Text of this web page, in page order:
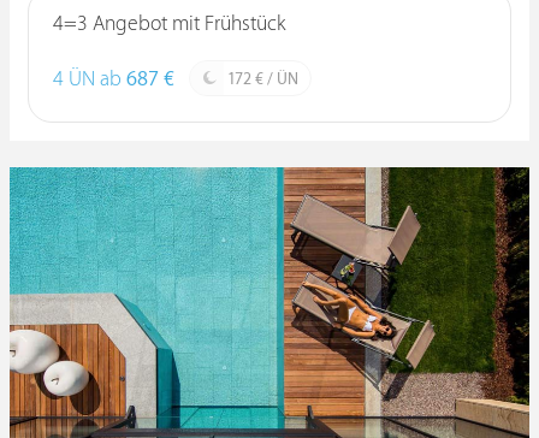
4=3 Angebot mit Frühstück
4 ÜN ab 687 € 172 € / ÜN